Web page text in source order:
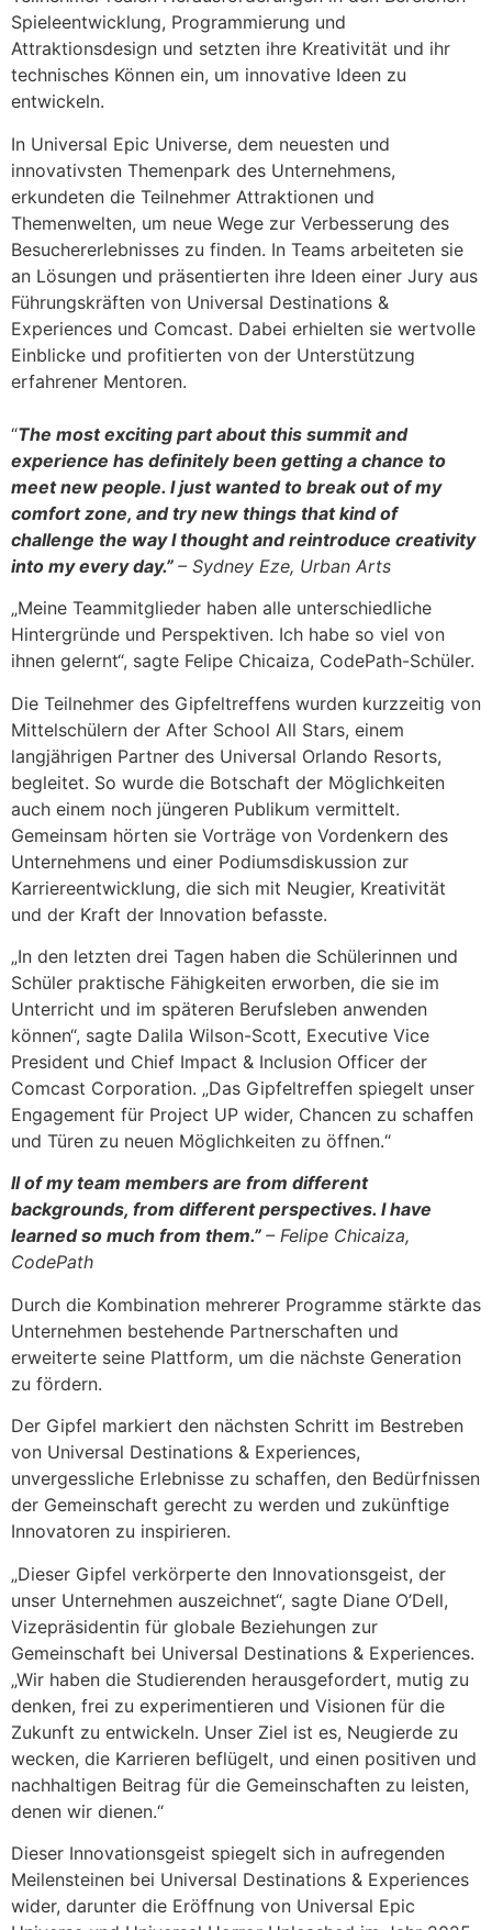
Spieleentwicklung, Programmierung und
Attraktionsdesign und setzten ihre Kreativität und ihr
technisches Können ein, um innovative Ideen zu
entwickeln.
In Universal Epic Universe, dem neuesten und
innovativsten Themenpark des Unternehmens,
erkundeten die Teilnehmer Attraktionen und
Themenwelten, um neue Wege zur Verbesserung des
Besuchererlebnisses zu finden. In Teams arbeiteten sie
an Lösungen und präsentierten ihre Ideen einer Jury aus
Führungskräften von Universal Destinations &
Experiences und Comcast. Dabei erhielten sie wertvolle
Einblicke und profitierten von der Unterstützung
erfahrener Mentoren.
“The most exciting part about this summit and
experience has definitely been getting a chance to
meet new people. I just wanted to break out of my
comfort zone, and try new things that kind of
challenge the way I thought and reintroduce creativity
into my every day.” – Sydney Eze, Urban Arts
„Meine Teammitglieder haben alle unterschiedliche
Hintergründe und Perspektiven. Ich habe so viel von
ihnen gelernt“, sagte Felipe Chicaiza, CodePath-Schüler.
Die Teilnehmer des Gipfeltreffens wurden kurzzeitig von
Mittelschülern der After School All Stars, einem
langjährigen Partner des Universal Orlando Resorts,
begleitet. So wurde die Botschaft der Möglichkeiten
auch einem noch jüngeren Publikum vermittelt.
Gemeinsam hörten sie Vorträge von Vordenkern des
Unternehmens und einer Podiumsdiskussion zur
Karriereentwicklung, die sich mit Neugier, Kreativität
und der Kraft der Innovation befasste.
„In den letzten drei Tagen haben die Schülerinnen und
Schüler praktische Fähigkeiten erworben, die sie im
Unterricht und im späteren Berufsleben anwenden
können“, sagte Dalila Wilson-Scott, Executive Vice
President und Chief Impact & Inclusion Officer der
Comcast Corporation. „Das Gipfeltreffen spiegelt unser
Engagement für Project UP wider, Chancen zu schaffen
und Türen zu neuen Möglichkeiten zu öffnen.“
ll of my team members are from different
backgrounds, from different perspectives. I have
learned so much from them.” – Felipe Chicaiza,
CodePath
Durch die Kombination mehrerer Programme stärkte das
Unternehmen bestehende Partnerschaften und
erweiterte seine Plattform, um die nächste Generation
zu fördern.
Der Gipfel markiert den nächsten Schritt im Bestreben
von Universal Destinations & Experiences,
unvergessliche Erlebnisse zu schaffen, den Bedürfnissen
der Gemeinschaft gerecht zu werden und zukünftige
Innovatoren zu inspirieren.
„Dieser Gipfel verkörperte den Innovationsgeist, der
unser Unternehmen auszeichnet“, sagte Diane O’Dell,
Vizepräsidentin für globale Beziehungen zur
Gemeinschaft bei Universal Destinations & Experiences.
„Wir haben die Studierenden herausgefordert, mutig zu
denken, frei zu experimentieren und Visionen für die
Zukunft zu entwickeln. Unser Ziel ist es, Neugierde zu
wecken, die Karrieren beflügelt, und einen positiven und
nachhaltigen Beitrag für die Gemeinschaften zu leisten,
denen wir dienen.“
Dieser Innovationsgeist spiegelt sich in aufregenden
Meilensteinen bei Universal Destinations & Experiences
wider, darunter die Eröffnung von Universal Epic